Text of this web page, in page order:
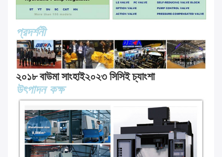
প্রদর্শনী
২০১৮ বাউমা সাংহাই২০২৩ সিসিই চ্যাংশা
উৎপাদন কক্ষ